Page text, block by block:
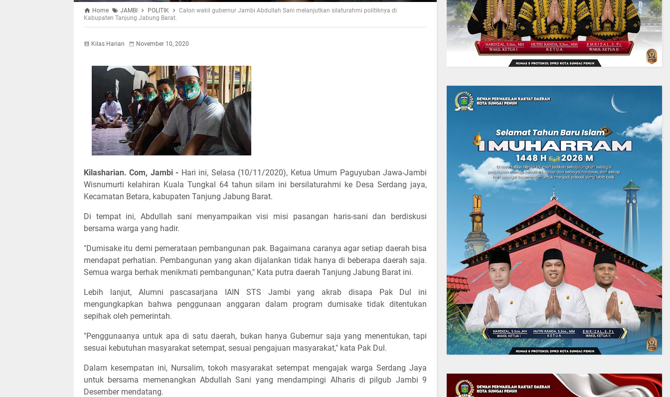
Home JAMBI POLITIK
Calon wakil gubernur Jambi Abdullah Sani melanjutkan silaturahmi politiknya di
Kabupaten Tanjung Jabung Barat.
Kilas Harian November 10, 2020
Kilasharian. Com, Jambi - Hari ini, Selasa (10/11/2020), Ketua Umum Paguyuban Jawa-Jambi
Wisnumurti kelahiran Kuala Tungkal 64 tahun silam ini bersilaturahmi ke Desa Serdang jaya,
Kecamatan Betara, kabupaten Tanjung Jabung Barat.
Di tempat ini, Abdullah sani menyampaikan visi misi pasangan haris-sani dan berdiskusi
bersama warga yang hadir.
"Dumisake itu demi pemerataan pembangunan pak. Bagaimana caranya agar setiap daerah bisa
mendapat perhatian. Pembangunan yang akan dijalankan tidak hanya di beberapa daerah saja.
Semua warga berhak menikmati pembangunan," Kata putra daerah Tanjung Jabung Barat ini.
Lebih lanjut, Alumni pascasarjana IAIN STS Jambi yang akrab disapa Pak Dul ini
mengungkapkan bahwa penggunaan anggaran dalam program dumisake tidak ditentukan
sepihak oleh pemerintah.
"Penggunaanya untuk apa di satu daerah, bukan hanya Gubernur saja yang menentukan, tapi
sesuai kebutuhan masyarakat setempat, sesuai pengajuan masyarakat," kata Pak Dul.
Dalam kesempatan ini, Nursalim, tokoh masyarakat setempat mengajak warga Serdang Jaya
untuk bersama memenangkan Abdullah Sani yang mendampingi Alharis di pilgub Jambi 9
Desember mendatang.